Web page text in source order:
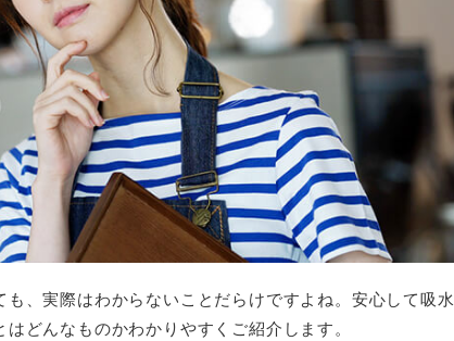
、実際はわからないことだらけですよね。安心して吸水
どんなものかわかりやすくご紹介します。